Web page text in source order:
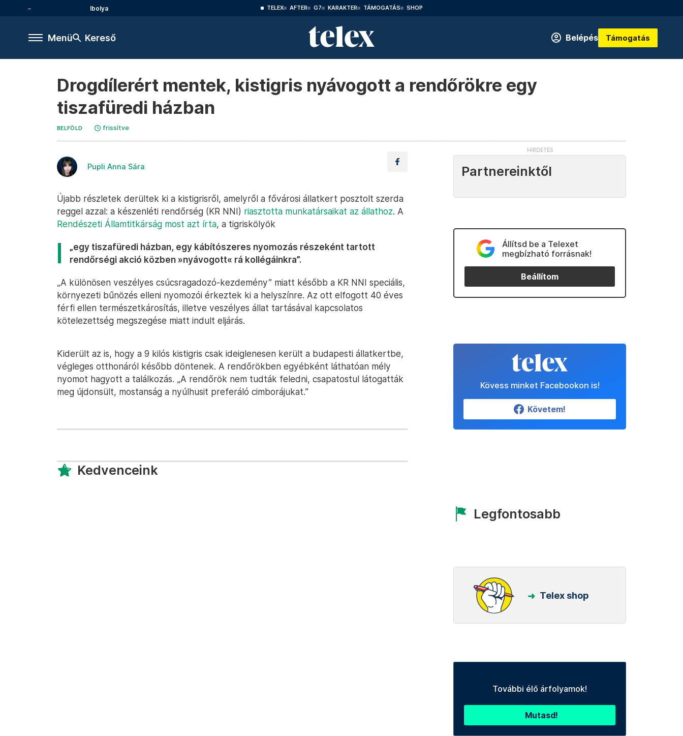
Ibolya TELEX AFTER G7 KARAKTER TÁMOGATÁS SHOP
Menü Kereső Belépés Támogatás
Drogdílerért mentek, kistigris nyávogott a rendőrökre egy
tiszafüredi házban
BELFÖLD frissítve
Pupli Anna Sára
Újabb részletek derültek ki a kistigrisről, amelyről a fővárosi állatkert posztolt szerda
reggel azzal: a készenléti rendőrség (KR NNI) riasztotta munkatársaikat az állathoz. A
Rendészeti Államtitkárság most azt írta, a tigriskölyök
„egy tiszafüredi házban, egy kábítószeres nyomozás részeként tartott
rendőrségi akció közben »nyávogott« rá kollégáinkra”.
„A különösen veszélyes csúcsragadozó-kezdemény” miatt később a KR NNI speciális,
környezeti bűnözés elleni nyomozói érkeztek ki a helyszínre. Az ott elfogott 40 éves
férfi ellen természetkárosítás, illetve veszélyes állat tartásával kapcsolatos
kötelezettség megszegése miatt indult eljárás.
Kiderült az is, hogy a 9 kilós kistigris csak ideiglenesen került a budapesti állatkertbe,
végleges otthonáról később döntenek. A rendőrökben egyébként láthatóan mély
nyomot hagyott a találkozás. „A rendőrök nem tudták feledni, csapatostul látogatták
meg újdonsült, mostanság a nyúlhusit preferáló cimborájukat.”
Kedvenceink
Partnereinktől
Állítsd be a Telexet
megbízható forrásnak!
Beállítom
Kövess minket Facebookon is!
Követem!
Legfontosabb
Telex shop
További élő árfolyamok!
Mutasd!